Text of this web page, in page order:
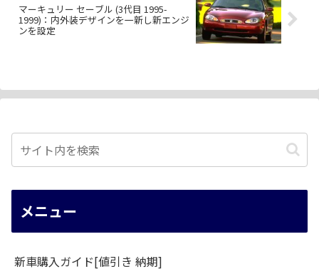
マーキュリー セーブル (3代目 1995-
1999)：内外装デザインを一新し新エンジ
ンを設定
メニュー
新車購入ガイド[値引き 納期]